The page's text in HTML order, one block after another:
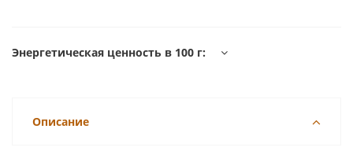
Энергетическая ценность в 100 г:
Описание